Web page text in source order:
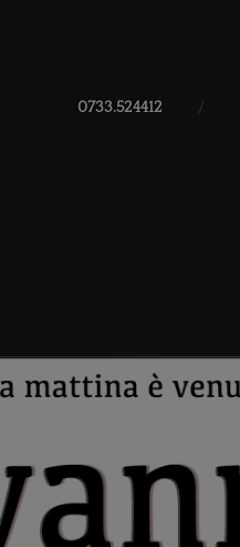
0733.524412 /